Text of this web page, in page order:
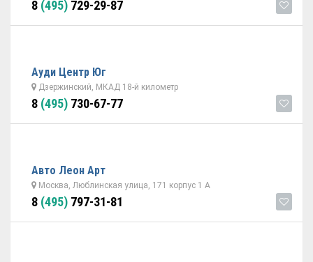
8 (495) 729-29-87
Ауди Центр Юг
Дзержинский, МКАД 18-й километр
8 (495) 730-67-77
Авто Леон Арт
Москва, Люблинская улица, 171 корпус 1 А
8 (495) 797-31-81